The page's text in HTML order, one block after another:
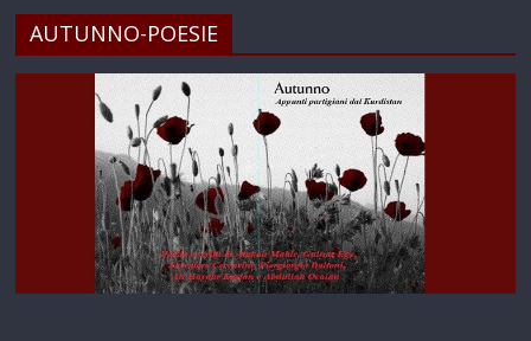
AUTUNNO-POESIE